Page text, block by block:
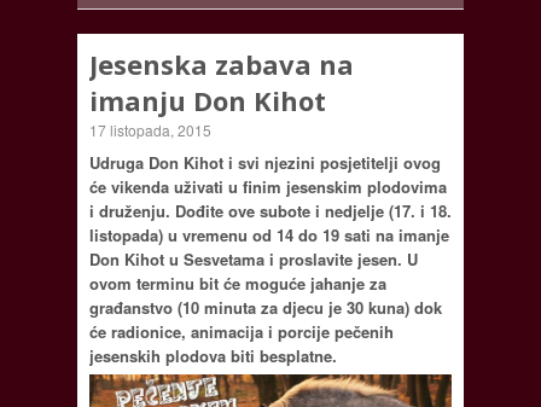
Jesenska zabava na
imanju Don Kihot
17 listopada, 2015
Udruga Don Kihot i svi njezini posjetitelji ovog
će vikenda uživati u finim jesenskim plodovima
i druženju. Dođite ove subote i nedjelje (17. i 18.
listopada) u vremenu od 14 do 19 sati na imanje
Don Kihot u Sesvetama i proslavite jesen. U
ovom terminu bit će moguće jahanje za
građanstvo (10 minuta za djecu je 30 kuna) dok
će radionice, animacija i porcije pečenih
jesenskih plodova biti besplatne.